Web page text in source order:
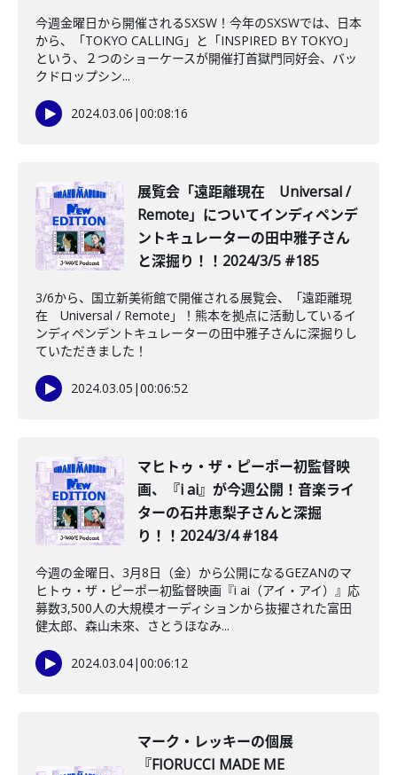
今週金曜日から開催されるSXSW！今年のSXSWでは、日本
から、「TOKYO CALLING」と「INSPIRED BY TOKYO」
という、２つのショーケースが開催打首獄門同好会、バッ
クドロップシン...
2024.03.06 |00:08:16
️展覧会「遠距離現在 Universal /
Remote」についてインディペンデ
ントキュレーターの田中雅子さん
と深掘り！！2024/3/5 #185
3/6から、国立新美術館で開催される展覧会、「遠距離現
在 Universal / Remote」！熊本を拠点に活動しているイ
ンディペンデントキュレーターの田中雅子さんに深掘りし
ていただきました！
2024.03.05 |00:06:52
マヒトゥ・ザ・ピーポー初監督映
画、『i ai』が今週公開！音楽ライ
ターの石井恵梨子さんと深掘
り！！2024/3/4 #184
今週の金曜日、3月8日（金）から公開になるGEZANのマ
ヒトゥ・ザ・ピーポー初監督映画『i ai（アイ・アイ）』応
募数3,500人の大規模オーディションから抜擢された富田
健太郎、森山未來、さとうほなみ...
2024.03.04|00:06:12
マーク・レッキーの個展
『FIORUCCI MADE ME